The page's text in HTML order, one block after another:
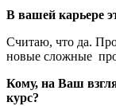
В вашей карьере
Считаю, что да.
новые сложные
Кому, на Ваш
курс?